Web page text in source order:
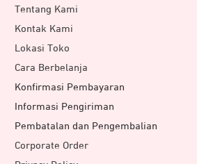
Tentang Kami
Kontak Kami
Lokasi Toko
Cara Berbelanja
Konfirmasi Pembayaran
Informasi Pengiriman
Pembatalan dan Pengembalian
Corporate Order